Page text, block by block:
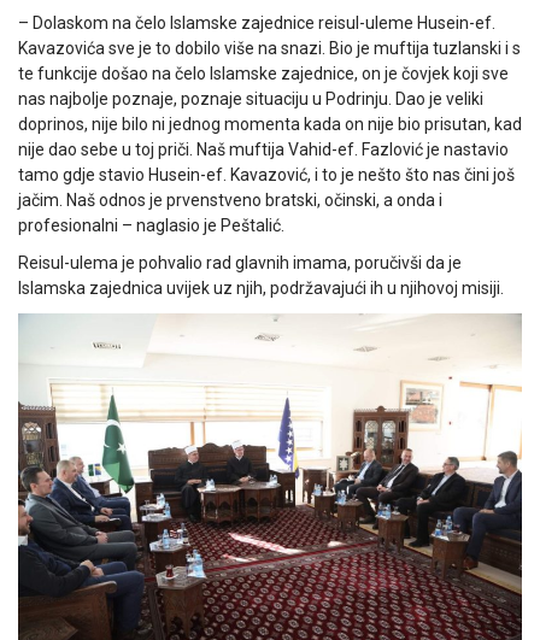
– Dolaskom na čelo Islamske zajednice reisul-uleme Husein-ef.
Kavazovića sve je to dobilo više na snazi. Bio je muftija tuzlanski i s
te funkcije došao na čelo Islamske zajednice, on je čovjek koji sve
nas najbolje poznaje, poznaje situaciju u Podrinju. Dao je veliki
doprinos, nije bilo ni jednog momenta kada on nije bio prisutan, kad
nije dao sebe u toj priči. Naš muftija Vahid-ef. Fazlović je nastavio
tamo gdje stavio Husein-ef. Kavazović, i to je nešto što nas čini još
jačim. Naš odnos je prvenstveno bratski, očinski, a onda i
profesionalni – naglasio je Peštalić.
Reisul-ulema je pohvalio rad glavnih imama, poručivši da je
Islamska zajednica uvijek uz njih, podržavajući ih u njihovoj misiji.